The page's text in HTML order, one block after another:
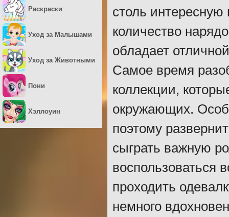
столь
количество
обладает
Самое время
коллекции,
окружающих.
поэтому
сыграть важную
воспользоваться
проходить
немного
Раскраски
Уход за Малышами
Уход за Животными
Пони
Хэллоуин